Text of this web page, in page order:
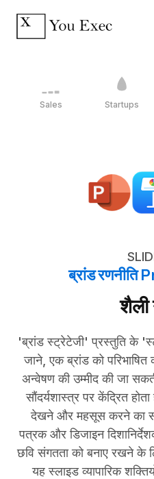
Sales Startups
ब्रांड
शैली
'ब्रांड स्ट्रेटेजी' प्रस्तुति के
जाने, एक ब्रांड को
अन्वेषण की उम्मीद की जा
सौंदर्यशास्त्र पर केंद्रित
देखने और महसूस करने का
पत्रक और डिजाइन
छवि संगतता को बनाए रखने के
यह स्लाइड व्यापारिक